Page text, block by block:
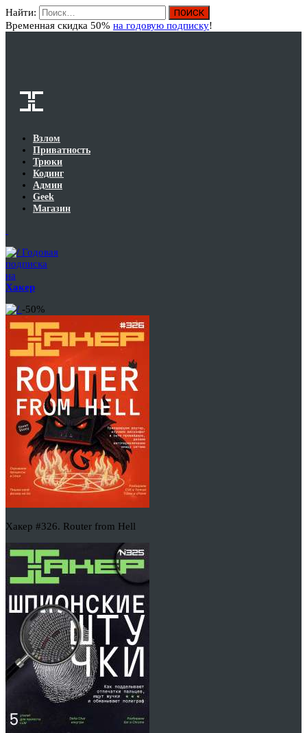
Найти:
Временная скидка 50% на годовую подписку!
Взлом
Приватность
Трюки
Кодинг
Админ
Geek
Магазин
Годовая
подписка
на
Хакер
-50%
Хакер #326. Router from Hell